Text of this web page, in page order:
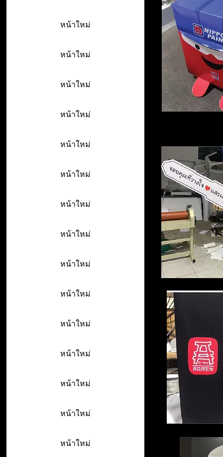
หน้าใหม่
หน้าใหม่
หน้าใหม่
หน้าใหม่
หน้าใหม่
หน้าใหม่
หน้าใหม่
หน้าใหม่
หน้าใหม่
หน้าใหม่
หน้าใหม่
หน้าใหม่
หน้าใหม่
หน้าใหม่
หน้าใหม่